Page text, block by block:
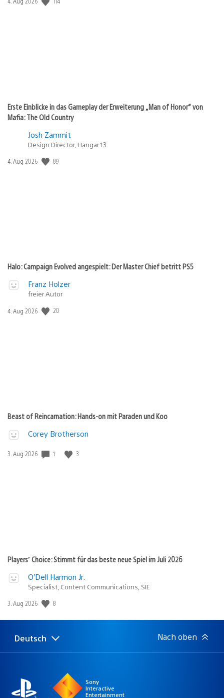
Erste Einblicke in das Gameplay der Erweiterung „Man of Honor“ von
Mafia: The Old Country
Josh Zammit
Design Director, Hangar 13
Veröffentlichungsdatum:
4. Aug 2026 89
Halo: Campaign Evolved angespielt: Der Master Chief betritt PS5
Franz Holzer
freier Autor
Veröffentlichungsdatum:
4. Aug 2026 20
Beast of Reincarnation: Hands-on mit Paraden und Koo
Corey Brotherson
Veröffentlichungsdatum:
3. Aug 2026 1 3
Players’ Choice: Stimmt für das beste neue Spiel im Juli 2026
O’Dell Harmon Jr.
Specialist, Content Communications, SIE
Veröffentlichungsdatum:
3. Aug 2026 8
Select
Aktuelle
Deutsch Nach oben
Sony
Interactive
Entertainment